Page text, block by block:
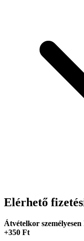
Elérhető
Átvételkor
+350 Ft